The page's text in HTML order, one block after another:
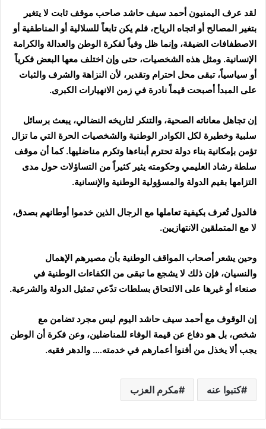
لقد عرف اليمنيون أحمد سيف حاشد صاحب موقف ثابت لا يتغير
بتغير المصالح أو اتجاه الرياح، فلم يكن تابعاً للسلالية أو المناطقية أو
الاصطفافات الضيقة، وإنما ظل وفياً لفكرة الوطن والعدالة والكرامة
الإنسانية. ومثل هذه الشخصيات، حتى وإن اختلف معها البعض فكرياً
أو سياسياً، تبقى محل احترام وتقدير، لأن النزاهة والشرف والثبات
على المبدأ أصبحت قيماً نادرة في زمن الانهيارات الكبرى.
إن تجاهل معاناته الصحية، والتنكر لتاريخه النضالي، يبعث برسائل
سلبية وخطيرة لكل الكوادر الوطنية والشخصيات الحرة التي ما تزال
تؤمن بإمكانية بناء دولة تحترم أبناءها وتكرم مناضليها. كما أن موقف
سلطة رشاد العليمي وحكومته يثير كثيراً من التساؤلات حول مدى
التزامها بقيم الدولة والمسؤولية الوطنية والإنسانية.
فالدول تُعرف بكيفية تعاملها مع الرجال الذين خدموا أوطانهم بصدق،
لا مع المتملقين الانتهازيين.
وحين يشعر أصحاب المواقف الوطنية بأن مصيرهم الإهمال
والنسيان، فإن ذلك لا يشجع ما تبقى من الكفاءات الوطنية في
صنعاء أو غيرها على الالتحاق بسلطات تدّعي تمثيل الدولة والشرعية.
إن الوقوف مع أحمد سيف حاشد اليوم ليس مجرد تضامن مع
شخص، بل هو دفاع عن قيمة الوفاء للمناضلين، وعن فكرة أن الوطن
يجب ألا يخذل من أفنوا أعمارهم في خدمته…. والدهر فقيه.
كتبوا عنه مكرم العزب